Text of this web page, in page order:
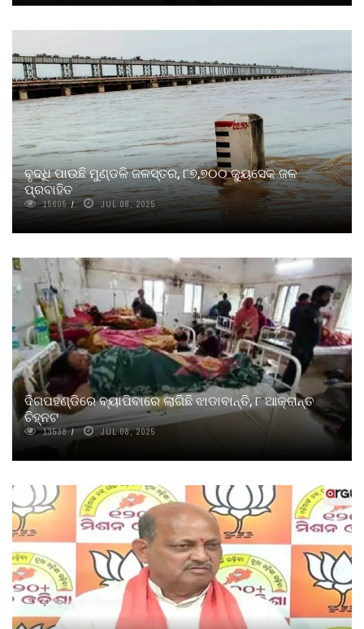
ବୃଦ୍ଧି ପାଉଛି ମୁଣ୍ଡଳି ଜଳସ୍ତର, ୮୭,୭୦୦ କ୍ୟୁସେକ ଜଳ
ପ୍ରବାହିତ
15605 JUL 08, 2025
ଦିଗପହଣ୍ଡିରେ ବ୍ୟାପିବାରେ ଲାଗିଛି ଝାଡାବାନ୍ତି, ୮ ଆକ୍ରାନ୍ତ
ଚିହ୍ନଟ
13538 JUL 08, 2025